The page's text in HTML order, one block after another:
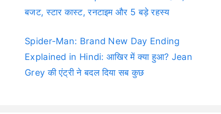
बजट, स्टार कास्ट, रनटाइम और 5 बड़े रहस्य
Spider-Man: Brand New Day Ending
Explained in Hindi: आखिर में क्या हुआ? Jean
Grey की एंट्री ने बदल दिया सब कुछ